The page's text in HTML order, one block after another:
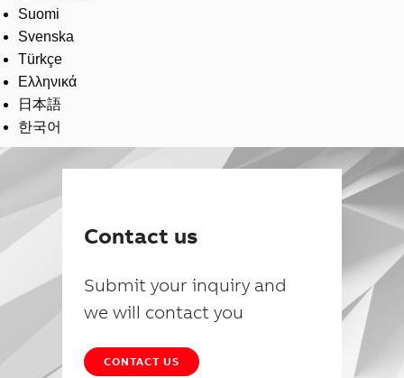
Suomi
Svenska
Türkçe
Ελληνικά
日本語
한국어
Contact us
Submit your inquiry and
we will contact you
CONTACT US